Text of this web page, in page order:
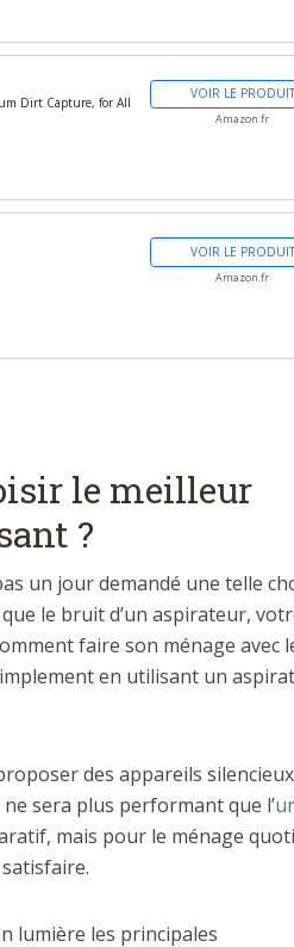
Dirt Capture, for All
VOIR LE PRODUIT
Amazon.fr
VOIR LE PRODUIT
Amazon.fr
le meilleur
?
un jour demandé une telle
le bruit d’un aspirateur,
faire son ménage avec
en utilisant un
des appareils
sera plus performant que l’
mais pour le ménage
lumière les principales